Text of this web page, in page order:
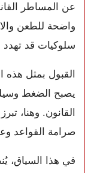
عن المساطر
واضحة للطعن
سلوكيات قد تهدد
القبول بمثل
يصبح الضغط
القانون. وهنا،
صرامة القواعد
في هذا السياق،